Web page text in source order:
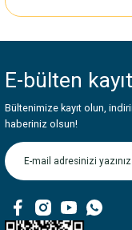
E-bülten kayıt
Bültenimize kayıt olun,
haberiniz olsun!